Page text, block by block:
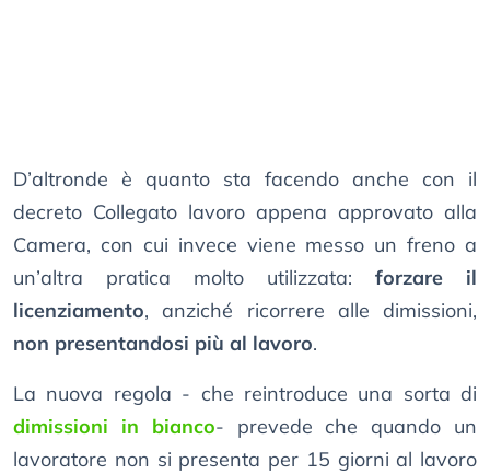
D’altronde è quanto sta facendo anche con il
decreto Collegato lavoro appena approvato alla
Camera, con cui invece viene messo un freno a
un’altra pratica molto utilizzata: forzare il
licenziamento, anziché ricorrere alle dimissioni,
non presentandosi più al lavoro.
La nuova regola - che reintroduce una sorta di
dimissioni in bianco- prevede che quando un
lavoratore non si presenta per 15 giorni al lavoro